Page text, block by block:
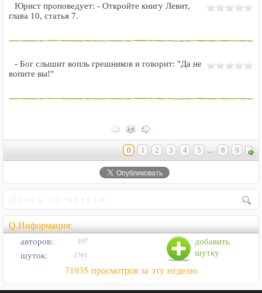
Юрист проповедует: - Откройте книгу Левит,
глава 10, статья 7.
- Бог слышит вопль грешников и говорит: "Да не
вопите вы!"
0 1 2 3 4 5 ... 8 9
Q.Информация:
добавить
шутку
авторов: 107
шуток: 1761
71935 просмотров за эту неделю